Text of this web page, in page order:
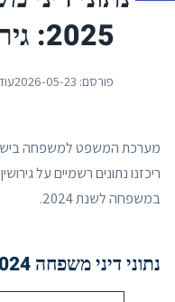
2025: גירושין, מזונות
פורסם: 2026-05-23
מערכת המשפט למשפחה
ריכזנו נתונים רשמיים על
במשפחה לשנת 2024.
נתוני דיני משפחה 2024